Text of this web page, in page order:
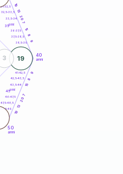
40
anni
50
anni
31-32,5
32,5-33,5
33,5-34
36-37,5
37,5-38,5
38,5-39
41-42,5
42,5-43,5
43,5-44
46-47,5
47,5-48,5
48,5-49
19
13
20
7
15
8
9
9
8
15
7
20
13
19
19
3
35anni
45anni